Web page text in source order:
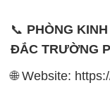
📞 PHÒNG
ĐẮC TRƯỜNG
🌐 Website: